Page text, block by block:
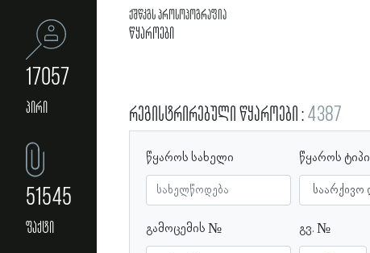
17057
პირი
51545
ფაქტი
ქშწკგს პროსოპოგრაფია
წყაროები
რეგისტრირებული წყაროები 4387
წყაროს სახელი წყაროს ტიპი
გამოცემის № გვ. №